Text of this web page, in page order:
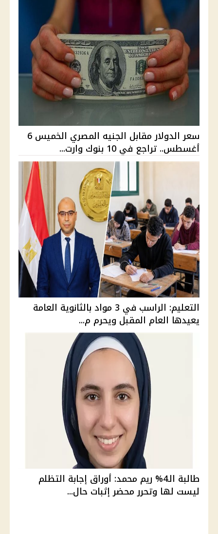
سعر الدولار مقابل الجنيه المصري الخميس 6
أغسطس.. تراجع في 10 بنوك وارت...
التعليم: الراسب في 3 مواد بالثانوية العامة
يعيدها العام المقبل ويحرم م...
طالبة الـ4% ريم محمد: أوراق إجابة التظلم
ليست لها وتحرر محضر إثبات حال...